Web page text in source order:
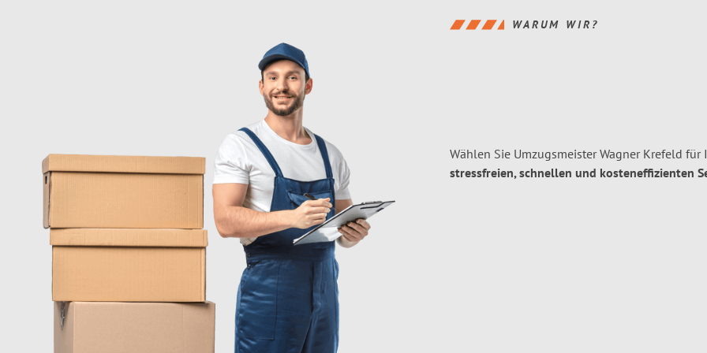
WARUM WIR?
Wählen Sie Umzugsmeister Wagner Krefeld
stressfreien, schnellen und kosteneffizienten